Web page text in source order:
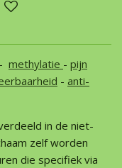
- methylatie - pijn
- anti-
in de niet-
zelf worden
die specifiek via